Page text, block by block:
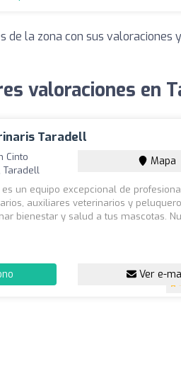
de la zona con sus
valoraciones en
Taradell
Cinto
Taradell
Mapa
es un equipo excepcional de
auxiliares veterinarios y
bienestar y salud a tus mascotas.
Ver e-